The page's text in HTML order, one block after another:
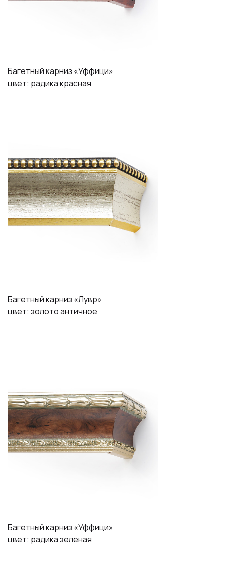
Багетный карниз «Уффици»
цвет: радика красная
Багетный карниз «Лувр»
цвет: золото античное
Багетный карниз «Уффици»
цвет: радика зеленая